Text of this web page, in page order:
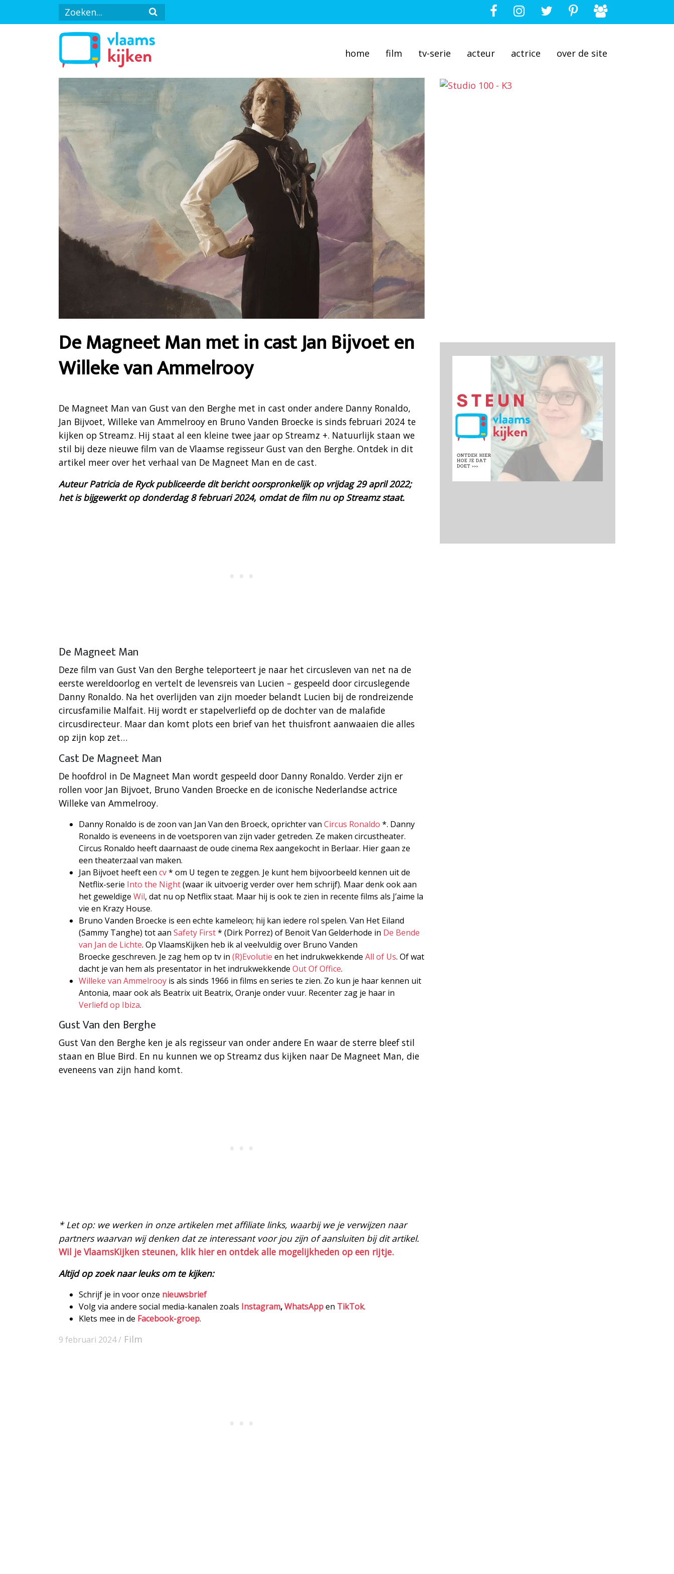
home film tv-serie acteur actrice over de site
De Magneet Man met in cast Jan Bijvoet en
Willeke van Ammelrooy
De Magneet Man van Gust van den Berghe met in cast onder andere Danny Ronaldo,
Jan Bijvoet, Willeke van Ammelrooy en Bruno Vanden Broecke is sinds februari 2024 te
kijken op Streamz. Hij staat al een kleine twee jaar op Streamz +. Natuurlijk staan we
stil bij deze nieuwe film van de Vlaamse regisseur Gust van den Berghe. Ontdek in dit
artikel meer over het verhaal van De Magneet Man en de cast.
Auteur Patricia de Ryck publiceerde dit bericht oorspronkelijk op vrijdag 29 april 2022;
het is bijgewerkt op donderdag 8 februari 2024, omdat de film nu op Streamz staat.
De Magneet Man
Deze film van Gust Van den Berghe teleporteert je naar het circusleven van net na de
eerste wereldoorlog en vertelt de levensreis van Lucien – gespeeld door circuslegende
Danny Ronaldo. Na het overlijden van zijn moeder belandt Lucien bij de rondreizende
circusfamilie Malfait. Hij wordt er stapelverliefd op de dochter van de malafide
circusdirecteur. Maar dan komt plots een brief van het thuisfront aanwaaien die alles
op zijn kop zet…
Cast De Magneet Man
De hoofdrol in De Magneet Man wordt gespeeld door Danny Ronaldo. Verder zijn er
rollen voor Jan Bijvoet, Bruno Vanden Broecke en de iconische Nederlandse actrice
Willeke van Ammelrooy.
Danny Ronaldo is de zoon van Jan Van den Broeck, oprichter van Circus Ronaldo *. Danny
Ronaldo is eveneens in de voetsporen van zijn vader getreden. Ze maken circustheater.
Circus Ronaldo heeft daarnaast de oude cinema Rex aangekocht in Berlaar. Hier gaan ze
een theaterzaal van maken.
Jan Bijvoet heeft een cv* om U tegen te zeggen. Je kunt hem bijvoorbeeld kennen uit de
Netflix-serie Into the Night(waar ik uitvoerig verder over hem schrijf). Maar denk ook aan
het geweldige Wil, dat nu op Netflix staat. Maar hij is ook te zien in recente films als J’aime la
vie en Krazy House.
Bruno Vanden Broecke is een echte kameleon; hij kan iedere rol spelen. Van Het Eiland
(Sammy Tanghe) tot aan Safety First* (Dirk Porrez) of Benoit Van Gelderhode in De Bende
van Jan de Lichte. Op VlaamsKijken heb ik al veelvuldig over Bruno Vanden
Broecke geschreven. Je zag hem op tv in (R)Evolutie en het indrukwekkende All of Us. Of wat
dacht je van hem als presentator in het indrukwekkende Out Of Office.
Willeke van Ammelrooy is als sinds 1966 in films en series te zien. Zo kun je haar kennen uit
Antonia, maar ook als Beatrix uit Beatrix, Oranje onder vuur. Recenter zag je haar in
Verliefd op Ibiza.
Gust Van den Berghe
Gust Van den Berghe ken je als regisseur van onder andere En waar de sterre bleef stil
staan en Blue Bird. En nu kunnen we op Streamz dus kijken naar De Magneet Man, die
eveneens van zijn hand komt.
* Let op: we werken in onze artikelen met affiliate links, waarbij we je verwijzen naar
partners waarvan wij denken dat ze interessant voor jou zijn of aansluiten bij dit artikel.
Wil je VlaamsKijken steunen, klik hier en ontdek alle mogelijkheden op een rijtje.
Altijd op zoek naar leuks om te kijken:
Schrijf je in voor onze nieuwsbrief
Volg via andere social media-kanalen zoals Instagram,WhatsAppen TikTok.
Klets mee in de Facebook-groep.
9 februari 2024 / Film